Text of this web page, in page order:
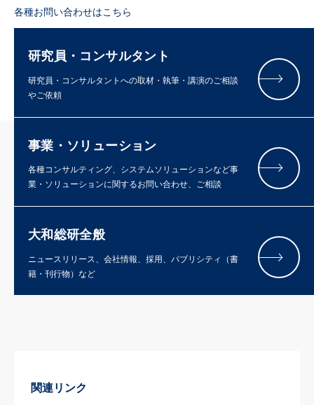
各種お問い合わせはこちら
研究員・コンサルタント
研究員・コンサルタントへの取材・執筆・講演のご相談
やご依頼
事業・ソリューション
各種コンサルティング、システムソリューションなど事
業・ソリューションに関するお問い合わせ、ご相談
大和総研全般
ニュースリリース、会社情報、採用、パブリシティ（書
籍・刊行物）など
関連リンク